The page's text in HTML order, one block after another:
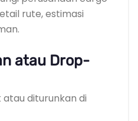
rute, estimasi
atau Drop-
diturunkan di